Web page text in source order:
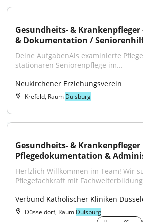
Gesundheits- & Krankenpfleger
& Dokumentation /
Deine AufgabenAls examinierte
stationären Seniorenpflege im...
Neukirchener Erziehungsverein
Krefeld, Raum Duisburg
Gesundheits- &
Pflegedokumentation &
Herlzlich Willkommen im Team! Wir
Pflegefachkraft mit
Verbund Katholischer Kliniken
Düsseldorf, Raum Duisburg